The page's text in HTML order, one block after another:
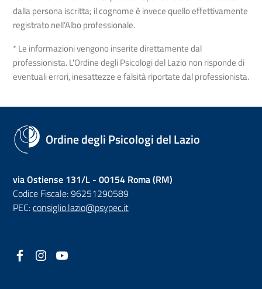
dalla persona iscritta; il cognome è invece quello effettivamente
registrato nell’Albo professionale.
* Le informazioni vengono inserite direttamente dal
professionista. L'Ordine degli Psicologi del Lazio non risponde di
eventuali errori, inesattezze e falsità riportate dal professionista.
Ordine degli Psicologi del Lazio
via Ostiense 131/L - 00154 Roma (RM)
Codice Fiscale: 96251290589
PEC:consiglio.lazio@psypec.it
Facebook
(nuova scheda - new tab)
Instagram
(nuova scheda - new tab)